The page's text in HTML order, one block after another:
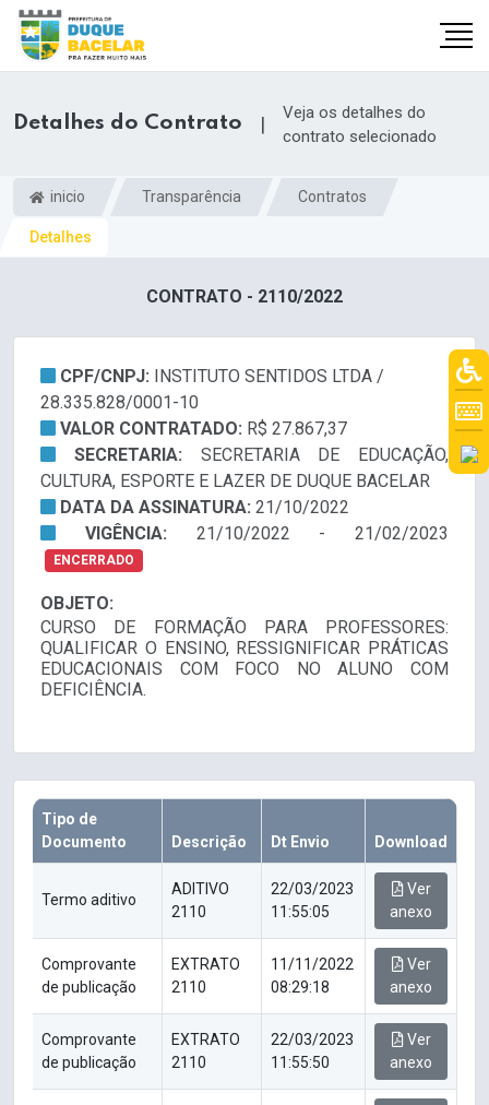
Detalhes do Contrato |
Veja os detalhes do
contrato selecionado
inicio Transparência Contratos
Detalhes
CONTRATO - 2110/2022
CPF/CNPJ:
INSTITUTO SENTIDOS LTDA /
28.335.828/0001-10
VALOR CONTRATADO: R$ 27.867,37
SECRETARIA: SECRETARIA DE EDUCAÇÃO,
CULTURA, ESPORTE E LAZER DE DUQUE BACELAR
DATA DA ASSINATURA: 21/10/2022
VIGÊNCIA: 21/10/2022 - 21/02/2023
ENCERRADO
OBJETO:
CURSO DE FORMAÇÃO PARA PROFESSORES:
QUALIFICAR O ENSINO, RESSIGNIFICAR PRÁTICAS
EDUCACIONAIS COM FOCO NO ALUNO COM
DEFICIÊNCIA.
Tipo de
Documento
Descrição Dt Envio Download
Termo aditivo
ADITIVO
2110
22/03/2023
11:55:05
Ver
anexo
Comprovante
de publicação
EXTRATO
2110
11/11/2022
08:29:18
Ver
anexo
Comprovante
de publicação
EXTRATO
2110
22/03/2023
11:55:50
Ver
anexo